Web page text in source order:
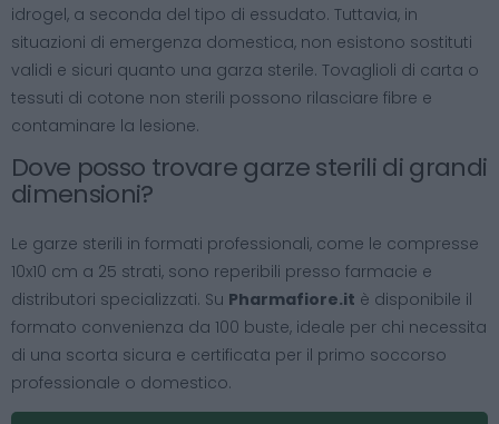
idrogel, a seconda del tipo di essudato. Tuttavia, in
situazioni di emergenza domestica, non esistono sostituti
validi e sicuri quanto una garza sterile. Tovaglioli di carta o
tessuti di cotone non sterili possono rilasciare fibre e
contaminare la lesione.
Dove posso trovare garze sterili di grandi
dimensioni?
Le garze sterili in formati professionali, come le compresse
10x10 cm a 25 strati, sono reperibili presso farmacie e
distributori specializzati. Su Pharmafiore.it è disponibile il
formato convenienza da 100 buste, ideale per chi necessita
di una scorta sicura e certificata per il primo soccorso
professionale o domestico.